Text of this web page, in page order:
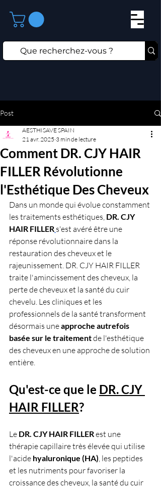
Post
Comment DR. CJY HAIR
FILLER Révolutionne
l'Esthétique Des Cheveux
AESTHISAVE SPAIN
21 avr. 2025 3 min de lecture
Dans un monde qui évolue constamment
les traitements esthétiques, DR. CJY
HAIR FILLER s'est avéré être une
réponse révolutionnaire dans la
restauration des cheveux et le
rajeunissement. DR. CJY HAIR FILLER
traite l'amincissement des cheveux, la
perte de cheveux et la santé du cuir
chevelu. Les cliniques et les
professionnels de la santé transforment
désormais une approche autrefois
basée sur le traitement de l'esthétique
des cheveux en une approche de solution
entière.
Qu'est-ce que le DR. CJY
HAIR FILLER?
Le DR. CJY HAIR FILLER est une
thérapie capillaire très élevée qui utilise
l'acide hyaluronique (HA), les peptides
et les nutriments pour favoriser la
croissance des cheveux, la santé du cuir